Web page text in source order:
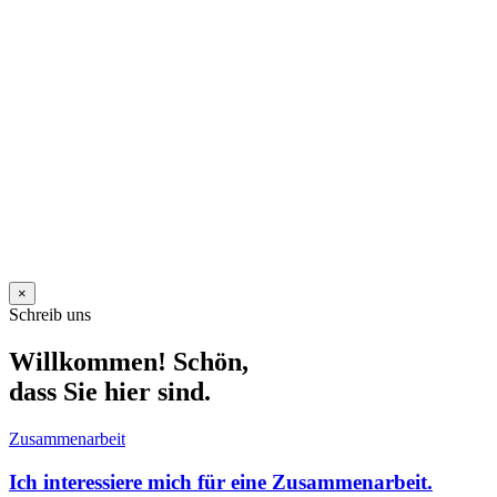
×
Schreib uns
Willkommen! Schön,
dass Sie hier sind.
Zusammenarbeit
Ich interessiere mich für eine Zusammenarbeit.